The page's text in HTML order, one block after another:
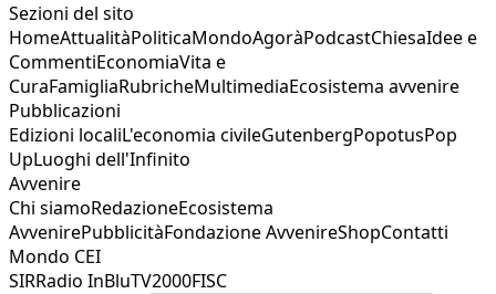
Sezioni del sito
HomeAttualitàPoliticaMondoAgoràPodcastChiesaIdee e
CommentiEconomiaVita e
CuraFamigliaRubricheMultimediaEcosistema avvenire
Pubblicazioni
Edizioni localiL'economia civileGutenbergPopotusPop
UpLuoghi dell'Infinito
Avvenire
Chi siamoRedazioneEcosistema
AvvenirePubblicitàFondazione AvvenireShopContatti
Mondo CEI
SIRRadio InBluTV2000FISC